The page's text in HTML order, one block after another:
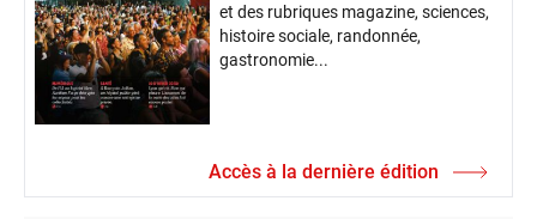
et des rubriques magazine, sciences,
histoire sociale, randonnée,
gastronomie...
Accès à la dernière édition